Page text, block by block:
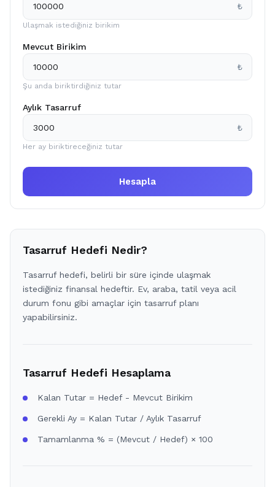
₺
Ulaşmak istediğiniz birikim
Mevcut Birikim
₺
Şu anda biriktirdiğiniz tutar
Aylık Tasarruf
₺
Her ay biriktireceğiniz tutar
Hesapla
Tasarruf Hedefi Nedir?
Tasarruf hedefi, belirli bir süre içinde ulaşmak
istediğiniz finansal hedeftir. Ev, araba, tatil veya acil
durum fonu gibi amaçlar için tasarruf planı
yapabilirsiniz.
Tasarruf Hedefi Hesaplama
Kalan Tutar = Hedef - Mevcut Birikim
Gerekli Ay = Kalan Tutar / Aylık Tasarruf
Tamamlanma % = (Mevcut / Hedef) × 100